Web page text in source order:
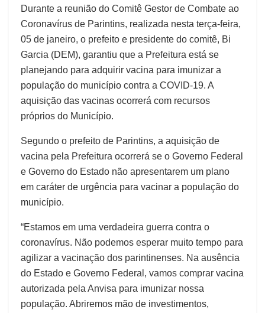
Durante a reunião do Comitê Gestor de Combate ao
Coronavírus de Parintins, realizada nesta terça-feira,
05 de janeiro, o prefeito e presidente do comitê, Bi
Garcia (DEM), garantiu que a Prefeitura está se
planejando para adquirir vacina para imunizar a
população do município contra a COVID-19. A
aquisição das vacinas ocorrerá com recursos
próprios do Município.
Segundo o prefeito de Parintins, a aquisição de
vacina pela Prefeitura ocorrerá se o Governo Federal
e Governo do Estado não apresentarem um plano
em caráter de urgência para vacinar a população do
município.
“Estamos em uma verdadeira guerra contra o
coronavírus. Não podemos esperar muito tempo para
agilizar a vacinação dos parintinenses. Na ausência
do Estado e Governo Federal, vamos comprar vacina
autorizada pela Anvisa para imunizar nossa
população. Abriremos mão de investimentos,